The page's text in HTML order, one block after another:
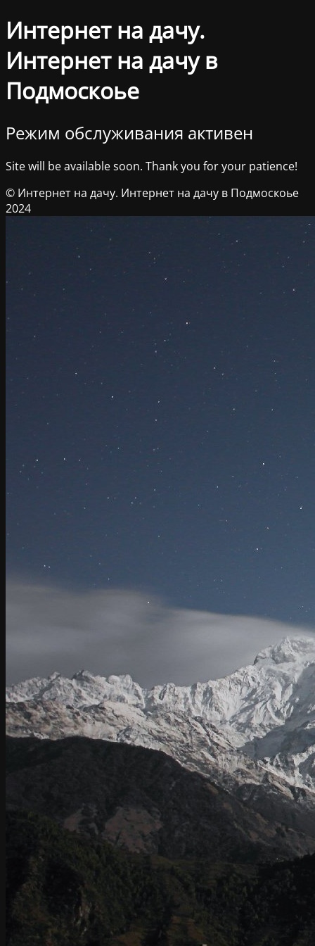
Интернет на дачу.
Интернет на дачу в
Подмоскоье
Режим обслуживания активен
Site will be available soon. Thank you for your patience!
© Интернет на дачу. Интернет на дачу в Подмоскоье
2024